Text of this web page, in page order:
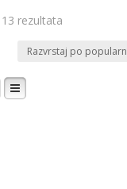
rezultataPoredano
popularnosti